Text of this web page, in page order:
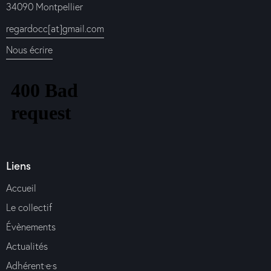
34090 Montpellier
regardocc[at]gmail.com
Nous écrire
Liens
Accueil
Le collectif
Évènements
Actualités
Adhérent·e·s